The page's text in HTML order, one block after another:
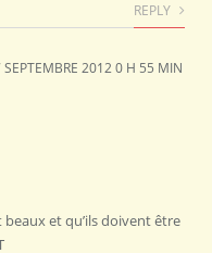
REPLY
SEPTEMBRE 2012 0 H 55 MIN
beaux et qu’ils doivent être